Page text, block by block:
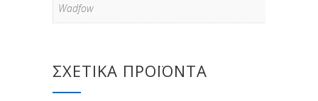
Wadfow
ΣΧΕΤΙΚΆ ΠΡΟΪΌΝΤΑ